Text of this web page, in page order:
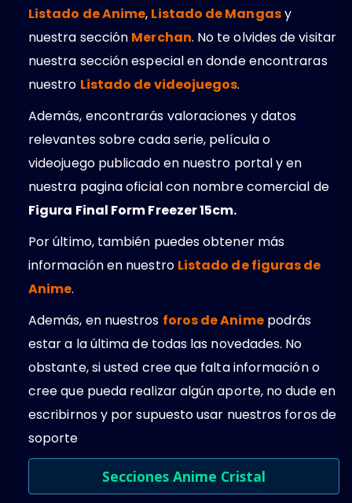
Listado de Anime, Listado de Mangasy
nuestra sección Merchan. No te olvides de visitar
nuestra sección especial en donde encontraras
nuestro Listado de videojuegos.
Además, encontrarás valoraciones y datos
relevantes sobre cada serie, película o
videojuego publicado en nuestro portal y en
nuestra pagina oficial con nombre comercial de
Figura Final Form Freezer 15cm.
Por último, también puedes obtener más
información en nuestro Listado de figuras de
Anime.
Además, en nuestros foros de Animepodrás
estar a la última de todas las novedades. No
obstante, si usted cree que falta información o
cree que pueda realizar algún aporte, no dude en
escribirnos y por supuesto usar nuestros foros de
soporte
Secciones Anime Cristal